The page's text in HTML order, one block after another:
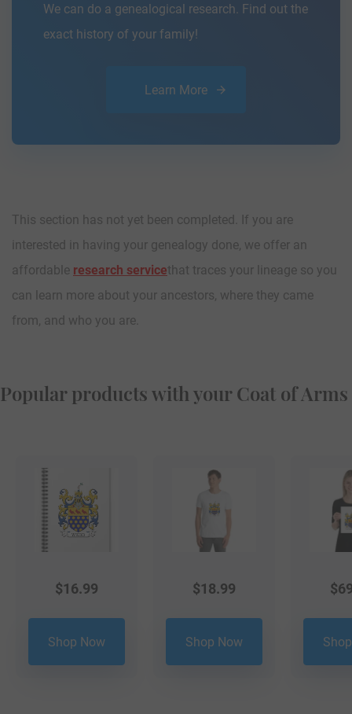
We can do a genealogical research. Find out the
exact history of your family!
Learn More
This section has not yet been completed. If you are
interested in having your genealogy done, we offer an
affordable research servicethat traces your lineage so you
can learn more about your ancestors, where they came
from, and who you are.
Popular products with your Coat of Arms
$16.99
Shop Now
$18.99
Shop Now
$